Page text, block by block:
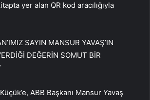
yer alan QR kod aracılığıyla
SAYIN MANSUR YAVAŞ’IN
DEĞERİN SOMUT BİR
ABB Başkanı Mansur Yavaş